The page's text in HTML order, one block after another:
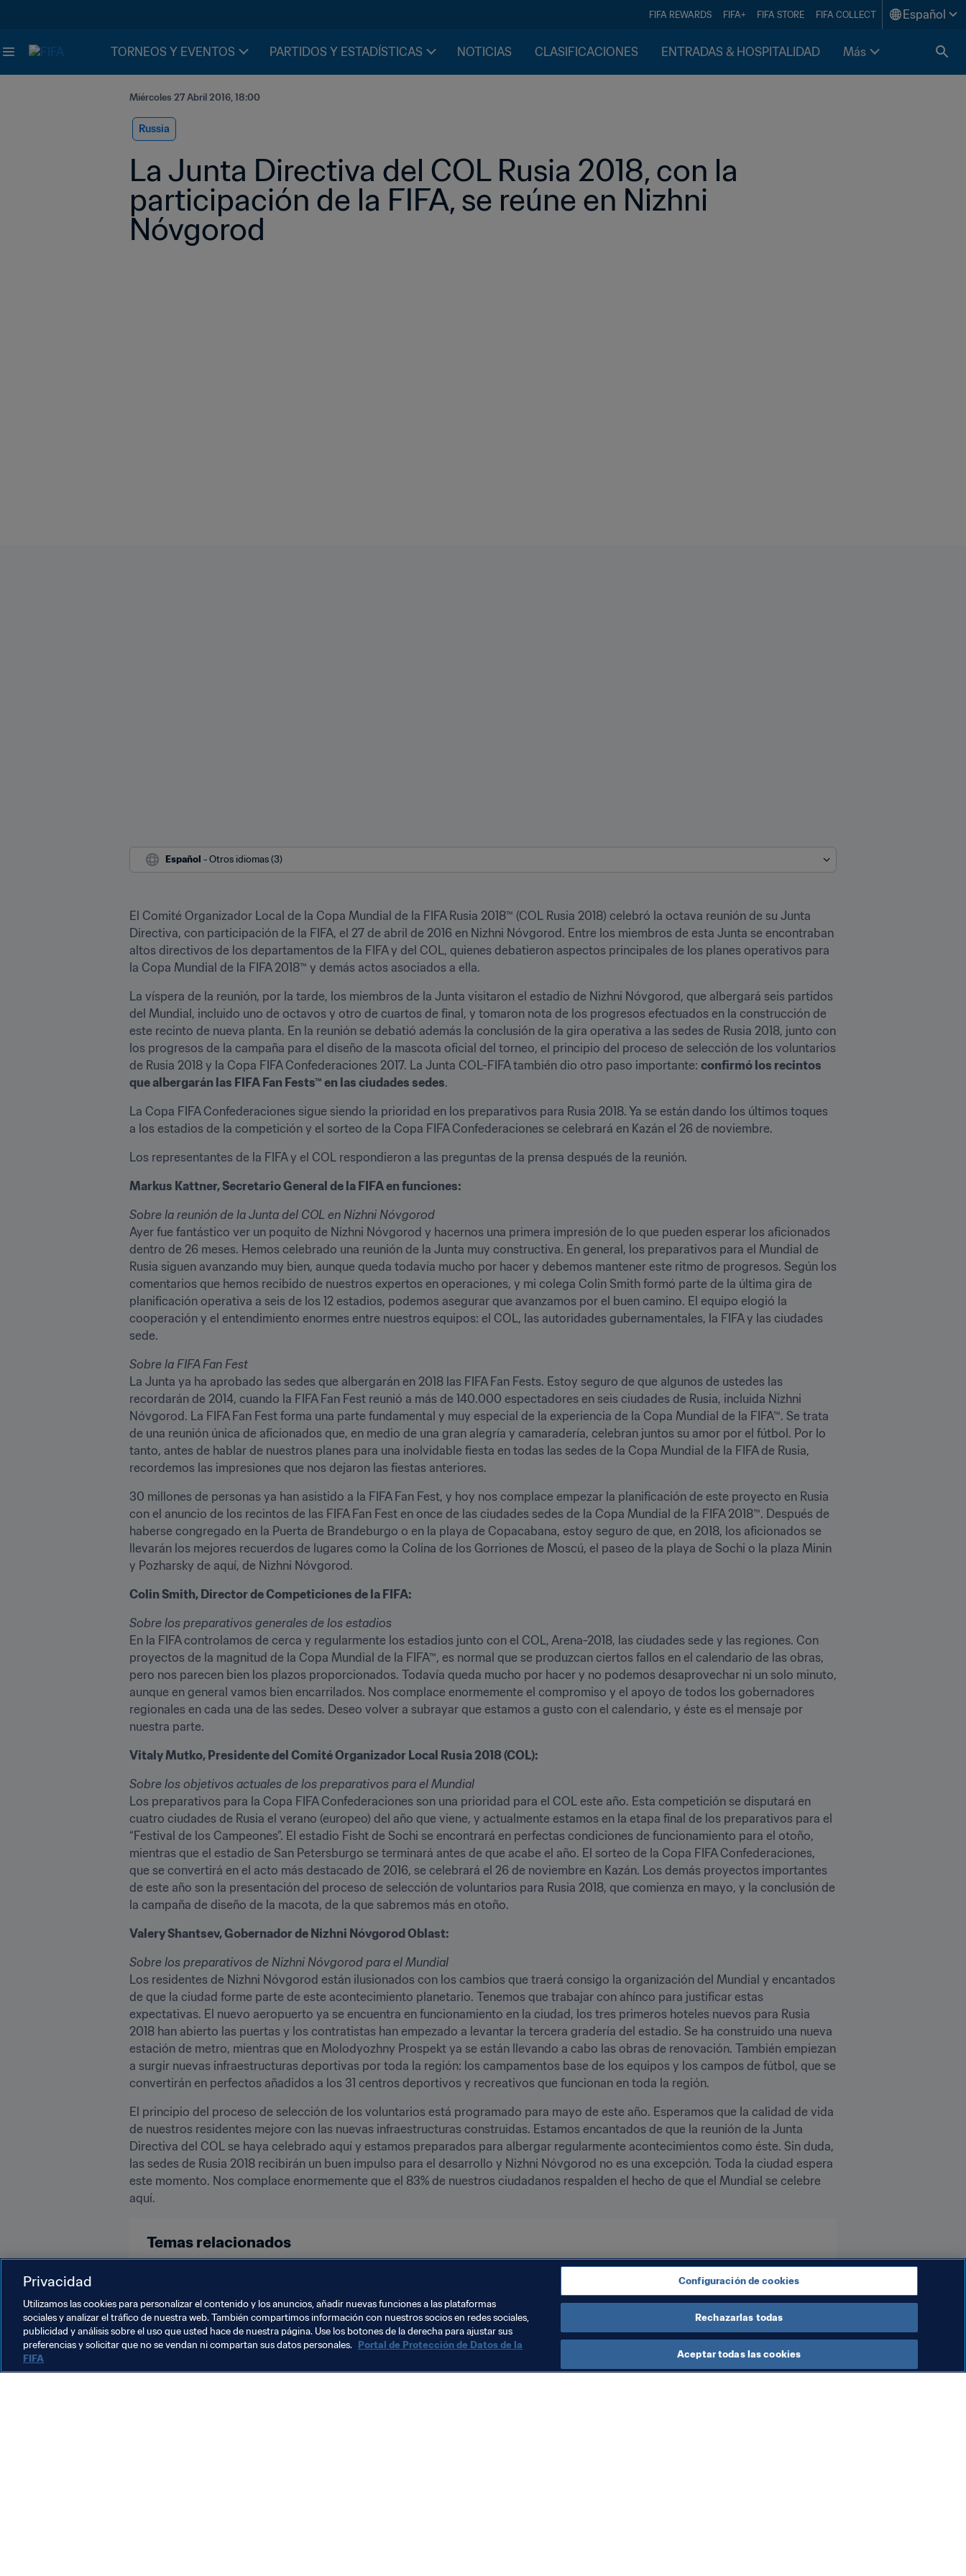
FIFA REWARDS FIFA+ FIFA STORE FIFA COLLECT Español
TORNEOS Y EVENTOS PARTIDOS Y ESTADÍSTICAS NOTICIAS CLASIFICACIONES ENTRADAS & HOSPITALIDAD Más
Miércoles 27 Abril 2016, 18:00
Russia
La Junta Directiva del COL Rusia 2018, con la
participación de la FIFA, se reúne en Nizhni
Nóvgorod
Español - Otros idiomas (3)
El Comité Organizador Local de la Copa Mundial de la FIFA Rusia 2018™ (COL Rusia 2018) celebró la octava reunión de su Junta
Directiva, con participación de la FIFA, el 27 de abril de 2016 en Nizhni Nóvgorod. Entre los miembros de esta Junta se encontraban
altos directivos de los departamentos de la FIFA y del COL, quienes debatieron aspectos principales de los planes operativos para
la Copa Mundial de la FIFA 2018™ y demás actos asociados a ella.
La víspera de la reunión, por la tarde, los miembros de la Junta visitaron el estadio de Nizhni Nóvgorod, que albergará seis partidos
del Mundial, incluido uno de octavos y otro de cuartos de final, y tomaron nota de los progresos efectuados en la construcción de
este recinto de nueva planta. En la reunión se debatió además la conclusión de la gira operativa a las sedes de Rusia 2018, junto con
los progresos de la campaña para el diseño de la mascota oficial del torneo, el principio del proceso de selección de los voluntarios
de Rusia 2018 y la Copa FIFA Confederaciones 2017. La Junta COL-FIFA también dio otro paso importante: confirmó los recintos
que albergarán las FIFA Fan Fests™ en las ciudades sedes.
La Copa FIFA Confederaciones sigue siendo la prioridad en los preparativos para Rusia 2018. Ya se están dando los últimos toques
a los estadios de la competición y el sorteo de la Copa FIFA Confederaciones se celebrará en Kazán el 26 de noviembre.
Los representantes de la FIFA y el COL respondieron a las preguntas de la prensa después de la reunión.
Markus Kattner, Secretario General de la FIFA en funciones:
Sobre la reunión de la Junta del COL en Nizhni Nóvgorod
Ayer fue fantástico ver un poquito de Nizhni Nóvgorod y hacernos una primera impresión de lo que pueden esperar los aficionados
dentro de 26 meses. Hemos celebrado una reunión de la Junta muy constructiva. En general, los preparativos para el Mundial de
Rusia siguen avanzando muy bien, aunque queda todavía mucho por hacer y debemos mantener este ritmo de progresos. Según los
comentarios que hemos recibido de nuestros expertos en operaciones, y mi colega Colin Smith formó parte de la última gira de
planificación operativa a seis de los 12 estadios, podemos asegurar que avanzamos por el buen camino. El equipo elogió la
cooperación y el entendimiento enormes entre nuestros equipos: el COL, las autoridades gubernamentales, la FIFA y las ciudades
sede.
Sobre la FIFA Fan Fest
La Junta ya ha aprobado las sedes que albergarán en 2018 las FIFA Fan Fests. Estoy seguro de que algunos de ustedes las
recordarán de 2014, cuando la FIFA Fan Fest reunió a más de 140.000 espectadores en seis ciudades de Rusia, incluida Nizhni
Nóvgorod. La FIFA Fan Fest forma una parte fundamental y muy especial de la experiencia de la Copa Mundial de la FIFA™. Se trata
de una reunión única de aficionados que, en medio de una gran alegría y camaradería, celebran juntos su amor por el fútbol. Por lo
tanto, antes de hablar de nuestros planes para una inolvidable fiesta en todas las sedes de la Copa Mundial de la FIFA de Rusia,
recordemos las impresiones que nos dejaron las fiestas anteriores.
30 millones de personas ya han asistido a la FIFA Fan Fest, y hoy nos complace empezar la planificación de este proyecto en Rusia
con el anuncio de los recintos de las FIFA Fan Fest en once de las ciudades sedes de la Copa Mundial de la FIFA 2018™. Después de
haberse congregado en la Puerta de Brandeburgo o en la playa de Copacabana, estoy seguro de que, en 2018, los aficionados se
llevarán los mejores recuerdos de lugares como la Colina de los Gorriones de Moscú, el paseo de la playa de Sochi o la plaza Minin
y Pozharsky de aquí, de Nizhni Nóvgorod.
Colin Smith, Director de Competiciones de la FIFA:
Sobre los preparativos generales de los estadios
En la FIFA controlamos de cerca y regularmente los estadios junto con el COL, Arena-2018, las ciudades sede y las regiones. Con
proyectos de la magnitud de la Copa Mundial de la FIFA™, es normal que se produzcan ciertos fallos en el calendario de las obras,
pero nos parecen bien los plazos proporcionados. Todavía queda mucho por hacer y no podemos desaprovechar ni un solo minuto,
aunque en general vamos bien encarrilados. Nos complace enormemente el compromiso y el apoyo de todos los gobernadores
regionales en cada una de las sedes. Deseo volver a subrayar que estamos a gusto con el calendario, y éste es el mensaje por
nuestra parte.
Vitaly Mutko, Presidente del Comité Organizador Local Rusia 2018 (COL):
Sobre los objetivos actuales de los preparativos para el Mundial
Los preparativos para la Copa FIFA Confederaciones son una prioridad para el COL este año. Esta competición se disputará en
cuatro ciudades de Rusia el verano (europeo) del año que viene, y actualmente estamos en la etapa final de los preparativos para el
“Festival de los Campeones”. El estadio Fisht de Sochi se encontrará en perfectas condiciones de funcionamiento para el otoño,
mientras que el estadio de San Petersburgo se terminará antes de que acabe el año. El sorteo de la Copa FIFA Confederaciones,
que se convertirá en el acto más destacado de 2016, se celebrará el 26 de noviembre en Kazán. Los demás proyectos importantes
de este año son la presentación del proceso de selección de voluntarios para Rusia 2018, que comienza en mayo, y la conclusión de
la campaña de diseño de la macota, de la que sabremos más en otoño.
Valery Shantsev, Gobernador de Nizhni Nóvgorod Oblast:
Sobre los preparativos de Nizhni Nóvgorod para el Mundial
Los residentes de Nizhni Nóvgorod están ilusionados con los cambios que traerá consigo la organización del Mundial y encantados
de que la ciudad forme parte de este acontecimiento planetario. Tenemos que trabajar con ahínco para justificar estas
expectativas. El nuevo aeropuerto ya se encuentra en funcionamiento en la ciudad, los tres primeros hoteles nuevos para Rusia
2018 han abierto las puertas y los contratistas han empezado a levantar la tercera gradería del estadio. Se ha construido una nueva
estación de metro, mientras que en Molodyozhny Prospekt ya se están llevando a cabo las obras de renovación. También empiezan
a surgir nuevas infraestructuras deportivas por toda la región: los campamentos base de los equipos y los campos de fútbol, que se
convertirán en perfectos añadidos a los 31 centros deportivos y recreativos que funcionan en toda la región.
El principio del proceso de selección de los voluntarios está programado para mayo de este año. Esperamos que la calidad de vida
de nuestros residentes mejore con las nuevas infraestructuras construidas. Estamos encantados de que la reunión de la Junta
Directiva del COL se haya celebrado aquí y estamos preparados para albergar regularmente acontecimientos como éste. Sin duda,
las sedes de Rusia 2018 recibirán un buen impulso para el desarrollo y Nizhni Nóvgorod no es una excepción. Toda la ciudad espera
este momento. Nos complace enormemente que el 83% de nuestros ciudadanos respalden el hecho de que el Mundial se celebre
aquí.
Temas relacionados
Privacidad
Utilizamos las cookies para personalizar el contenido y los anuncios, añadir nuevas funciones a las plataformas
sociales y analizar el tráfico de nuestra web. También compartimos información con nuestros socios en redes sociales,
publicidad y análisis sobre el uso que usted hace de nuestra página. Use los botones de la derecha para ajustar sus
preferencias y solicitar que no se vendan ni compartan sus datos personales. Portal de Protección de Datos de la
FIFA
Configuración de cookies
Rechazarlas todas
Aceptar todas las cookies